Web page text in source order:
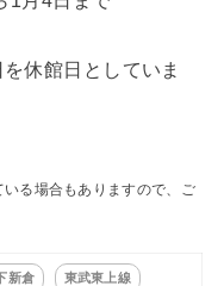
休館日としていま
る場合もありますので、ご
新倉 東武東上線